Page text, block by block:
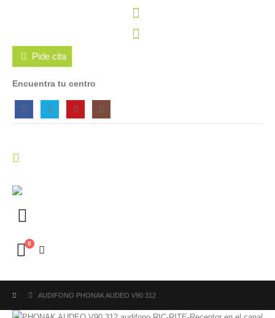
Pide cita
Encuentra tu centro
0
AUDIFONO PHONAK AUDEO V90 312